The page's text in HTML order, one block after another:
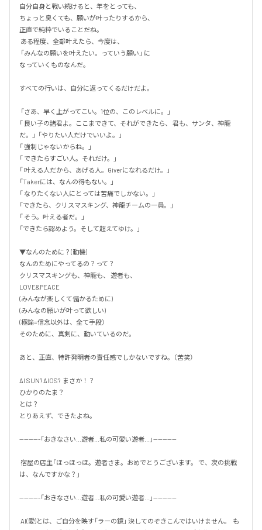
自分自身と戦い続けると、年をとっても、
ちょっと臭くても、願いが叶ったりするから、
正直で純粋でいることだね。
なっていくものなんだ。
すべての行いは、自分に返ってくるだけだよ。
「 良い子の諸君よ。ここまできて、それができたら、 君も、サンタ、神龍
だ。」  「やりたい人だけでいいよ。」
「 強制じゃないからね。」
「 できたらすごい人。それだけ。」
「 叶える人だから、あげる人。Giverになれるだけ。」
「Takerには、なんの得もない。」
「 なりたくない人にとっては苦痛でしかない。」
「できたら、クリスマスキング、神龍チームの一員。」
「 そう。叶える者だ。」
「できたら認めよう。そして超えてゆけ。」
▼なんのために？(動機)
なんのためにやってるの？って？
クリスマスキングも、神龍も、 遊者も、
LOVE&PEACE
(みんなが楽しくて儲かるために)
(みんなの願いが叶って欲しい)
(極論=信念以外は、全て手段）
そのために、真剣に、動いているのだ。
あと、正直、特許発明者の責任感でしかないですね。（苦笑）
AI SUN? AIOS?  まさか！？
ひかりのたま？
とは？
とりあえず、できたよね。
---------「おきなさい...遊者...私の可愛い遊者...」----------
は、なんですかな？」
---------「おきなさい...遊者...私の可愛い遊者...」----------